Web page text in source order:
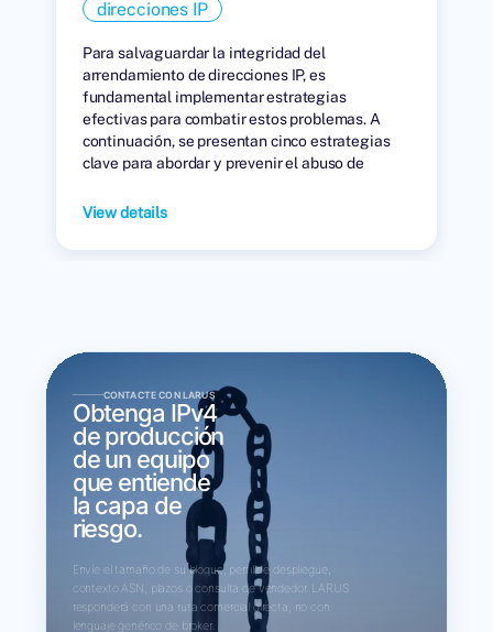
direcciones IP
Para salvaguardar la integridad del
arrendamiento de direcciones IP, es
fundamental implementar estrategias
efectivas para combatir estos problemas. A
continuación, se presentan cinco estrategias
clave para abordar y prevenir el abuso de
View details
CONTACTE CON LARUS
Obtenga IPv4
de producción
de un equipo
que entiende
la capa de
riesgo.
Envíe el tamaño de su bloque, perfil de despliegue,
contexto ASN, plazos o consulta de vendedor. LARUS
responderá con una ruta comercial directa, no con
lenguaje genérico de broker.